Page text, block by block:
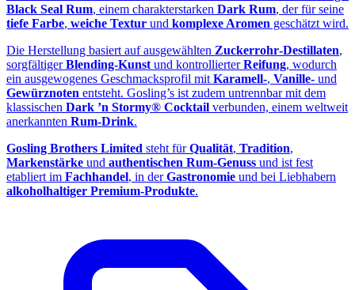
Black Seal Rum, einem charakterstarken Dark Rum, der für seine
tiefe Farbe, weiche Textur und komplexe Aromen geschätzt wird.
Die Herstellung basiert auf ausgewählten Zuckerrohr‑Destillaten,
sorgfältigerBlending‑Kunstund kontrollierterReifung, wodurch
ein ausgewogenes Geschmacksprofil mitKaramell‑, Vanille‑ und
Gewürznoten entsteht. Gosling’s ist zudem untrennbar mit dem
klassischen Dark ’n Stormy® Cocktail verbunden, einem weltweit
anerkannten Rum‑Drink.
Gosling Brothers Limited steht fürQualität, Tradition,
Markenstärke und authentischen Rum‑Genuss und ist fest
etabliert im Fachhandel, in derGastronomie und bei Liebhabern
alkoholhaltiger Premium‑Produkte.